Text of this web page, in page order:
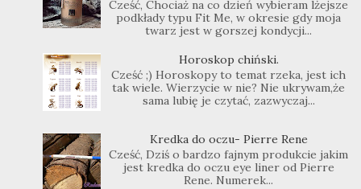
Cześć, Chociaż na co dzień wybieram lżejsze
podkłady typu Fit Me, w okresie gdy moja
twarz jest w gorszej kondycji...
Horoskop chiński.
Cześć ;) Horoskopy to temat rzeka, jest ich
tak wiele. Wierzycie w nie? Nie ukrywam,że
sama lubię je czytać, zazwyczaj...
Kredka do oczu- Pierre Rene
Cześć, Dziś o bardzo fajnym produkcie jakim
jest kredka do oczu eye liner od Pierre
Rene. Numerek...